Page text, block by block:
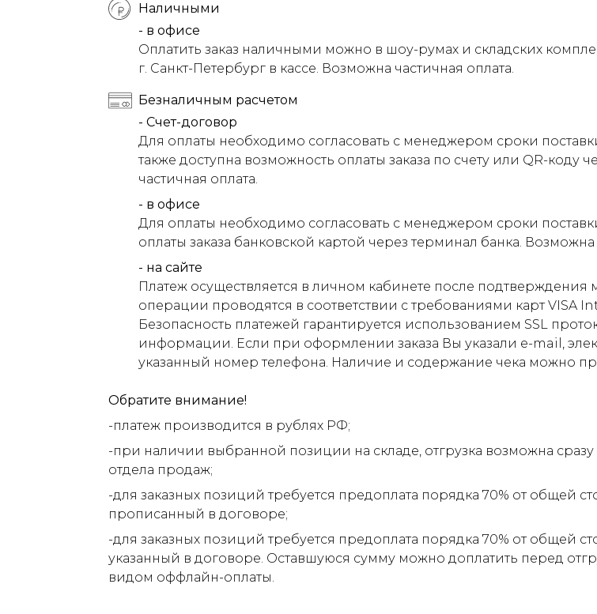
Наличными
- в офисе
Оплатить заказ наличными можно в шоу-румах и складских
г. Санкт-Петербург в кассе. Возможна частичная оплата.
Безналичным расчетом
- Счет-договор
Для оплаты необходимо согласовать с менеджером сроки
также доступна возможность оплаты заказа по счету или QR-
частичная оплата.
- в офисе
Для оплаты необходимо согласовать с менеджером сроки
оплаты заказа банковской картой через терминал банка. Возможна
- на сайте
Платеж осуществляется в личном кабинете после подтверждения
операции проводятся в соответствии с требованиями карт
Безопасность платежей гарантируется использованием SSL
информации. Если при оформлении заказа Вы указали e-mail,
указанный номер телефона. Наличие и содержание чека можно
Обратите внимание!
-платеж производится в рублях РФ;
-при наличии выбранной позиции на складе, отгрузка возможна
отдела продаж;
-для заказных позиций требуется предоплата порядка 70% от общей
прописанный в договоре;
-для заказных позиций требуется предоплата порядка 70% от общей
указанный в договоре. Оставшуюся сумму можно доплатить перед
видом оффлайн-оплаты.